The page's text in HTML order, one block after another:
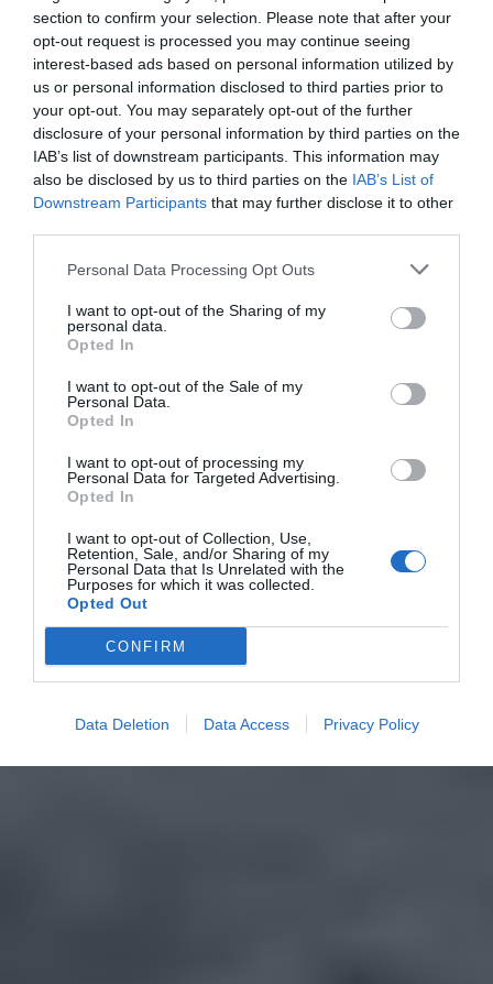
section to confirm your selection. Please note that after your
opt-out request is processed you may continue seeing
interest-based ads based on personal information utilized by
us or personal information disclosed to third parties prior to
your opt-out. You may separately opt-out of the further
disclosure of your personal information by third parties on the
IAB’s list of downstream participants. This information may
also be disclosed by us to third parties on the IAB’s List of
Downstream Participants that may further disclose it to other
Personal Data Processing Opt Outs
I want to opt-out of the Sharing of my
personal data.
Opted In
I want to opt-out of the Sale of my
Personal Data.
Opted In
I want to opt-out of processing my
Personal Data for Targeted Advertising.
Opted In
I want to opt-out of Collection, Use,
Retention, Sale, and/or Sharing of my
Personal Data that Is Unrelated with the
Purposes for which it was collected.
Opted Out
CONFIRM
Data Deletion Data Access Privacy Policy